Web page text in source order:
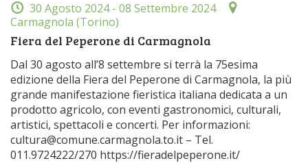
30 Agosto 2024 - 08 Settembre 2024
Carmagnola (Torino)
Fiera del Peperone di Carmagnola
Dal 30 agosto all’8 settembre si terrà la 75esima
edizione della Fiera del Peperone di Carmagnola, la più
grande manifestazione fieristica italiana dedicata a un
prodotto agricolo, con eventi gastronomici, culturali,
artistici, spettacoli e concerti. Per informazioni:
cultura@comune.carmagnola.to.it – Tel.
011.9724222/270 https://fieradelpeperone.it/